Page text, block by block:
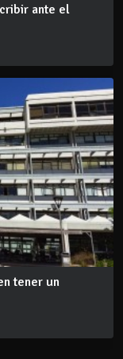
ante el
tener un